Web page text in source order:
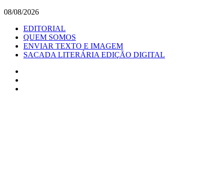
08/08/2026
EDITORIAL
QUEM SOMOS
ENVIAR TEXTO E IMAGEM
SACADA LITERÁRIA EDIÇÃO DIGITAL